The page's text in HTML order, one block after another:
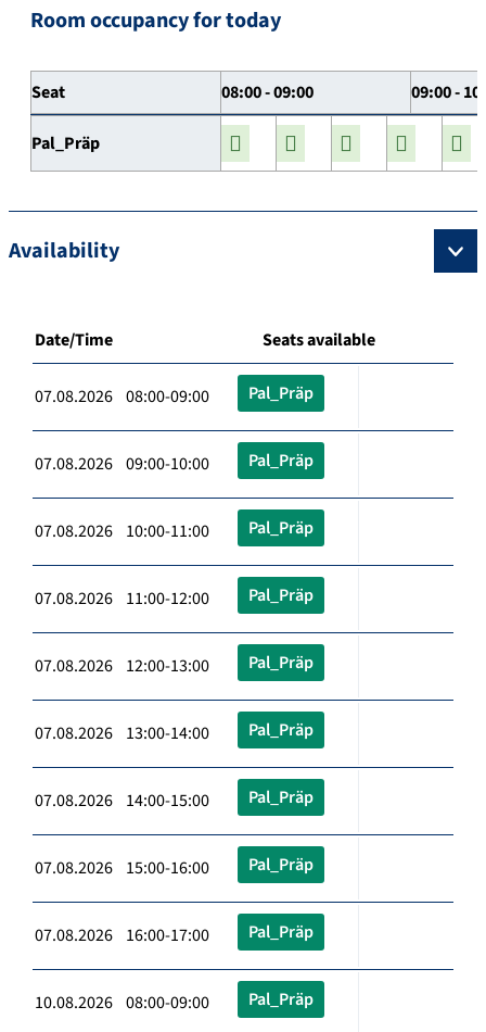
Room occupancy for today
Seat 08:00 - 09:00 09:00 -
Pal_Präp
Availability
Date/Time Seats available
07.08.2026 08:00-09:00 Pal_Präp
07.08.2026 09:00-10:00 Pal_Präp
07.08.2026 10:00-11:00 Pal_Präp
07.08.2026 11:00-12:00 Pal_Präp
07.08.2026 12:00-13:00 Pal_Präp
07.08.2026 13:00-14:00 Pal_Präp
07.08.2026 14:00-15:00 Pal_Präp
07.08.2026 15:00-16:00 Pal_Präp
07.08.2026 16:00-17:00 Pal_Präp
10.08.2026 08:00-09:00 Pal_Präp